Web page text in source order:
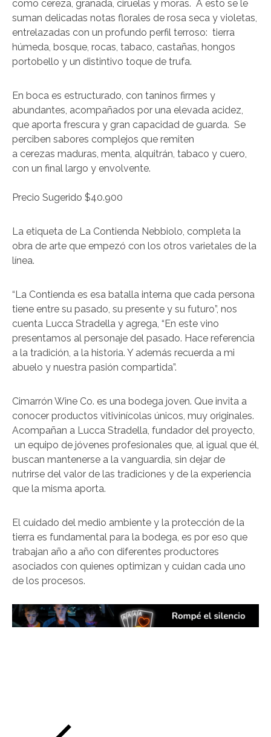
como cereza, granada, ciruelas y moras. A esto se le
suman delicadas notas florales de rosa seca y violetas,
entrelazadas con un profundo perfil terroso: tierra
húmeda, bosque, rocas, tabaco, castañas, hongos
portobello y un distintivo toque de trufa.
En boca es estructurado, con taninos firmes y
abundantes, acompañados por una elevada acidez,
que aporta frescura y gran capacidad de guarda. Se
perciben sabores complejos que remiten
a cerezas maduras, menta, alquitrán, tabaco y cuero,
con un final largo y envolvente.
Precio Sugerido $40.900
La etiqueta de La Contienda Nebbiolo, completa la
obra de arte que empezó con los otros varietales de la
línea.
“La Contienda es esa batalla interna que cada persona
tiene entre su pasado, su presente y su futuro”, nos
cuenta Lucca Stradella y agrega, “En este vino
presentamos al personaje del pasado. Hace referencia
a la tradición, a la historia. Y además recuerda a mi
abuelo y nuestra pasión compartida”.
Cimarrón Wine Co. es una bodega joven. Que invita a
conocer productos vitivinícolas únicos, muy originales.
Acompañan a Lucca Stradella, fundador del proyecto,
un equipo de jóvenes profesionales que, al igual que él,
buscan mantenerse a la vanguardia, sin dejar de
nutrirse del valor de las tradiciones y de la experiencia
que la misma aporta.
El cuidado del medio ambiente y la protección de la
tierra es fundamental para la bodega, es por eso que
trabajan año a año con diferentes productores
asociados con quienes optimizan y cuidan cada uno
de los procesos.